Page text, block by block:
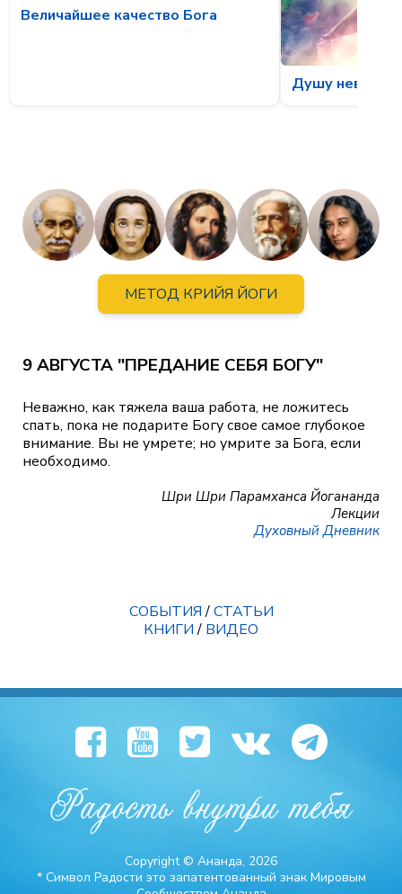
Величайшее качество Бога
Душу
МЕТОД КРИЙЯ ЙОГИ
9 АВГУСТА "ПРЕДАНИЕ СЕБЯ БОГУ"
Неважно, как тяжела ваша работа, не ложитесь
спать, пока не подарите Богу свое самое глубокое
внимание. Вы не умрете; но умрите за Бога, если
необходимо.
Шри Шри Парамханса Йогананда
Лекции
Духовный Дневник
СОБЫТИЯ/СТАТЬИ
КНИГИ/ ВИДЕО
Copyright © Ананда, 2026
* Символ Радости это запатентованный знак Мировым